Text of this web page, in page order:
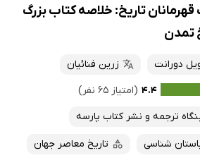
قهرمانان تاریخ: خلاصه کتاب بزرگ
تمدن
دورانت
زرین فنائیان
۴.۴ (امتیاز ۶۵ نفر)
ترجمه و نشر کتاب پارسه
شناسی تاریخ معاصر جهان